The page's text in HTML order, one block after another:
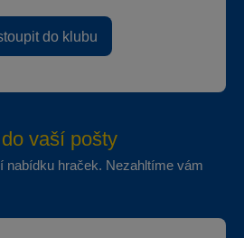
do klubu
vaší pošty
nabídku hraček. Nezahltíme vám